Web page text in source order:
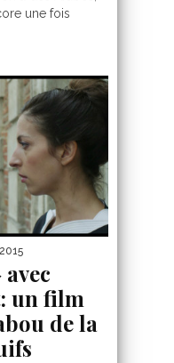
une fois
un film
de la